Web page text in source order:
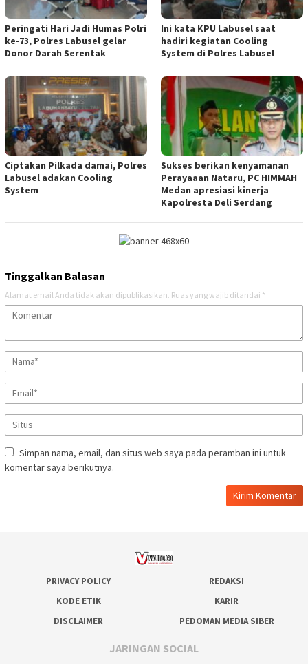
Peringati Hari Jadi Humas Polri
ke-73, Polres Labusel gelar
Donor Darah Serentak
Ini kata KPU Labusel saat
hadiri kegiatan Cooling
System di Polres Labusel
Ciptakan Pilkada damai, Polres
Labusel adakan Cooling
System
Sukses berikan kenyamanan
Perayaaan Nataru, PC HIMMAH
Medan apresiasi kinerja
Kapolresta Deli Serdang
Tinggalkan Balasan
Alamat email Anda tidak akan dipublikasikan. Ruas yang wajib ditandai *
Simpan nama, email, dan situs web saya pada peramban ini untuk
komentar saya berikutnya.
PRIVACY POLICY
REDAKSI
KODE ETIK
KARIR
DISCLAIMER
PEDOMAN MEDIA SIBER
JARINGAN SOCIAL